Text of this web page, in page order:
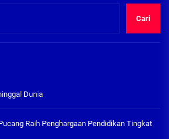
Cari
Dunia
Raih Penghargaan Pendidikan Tingkat